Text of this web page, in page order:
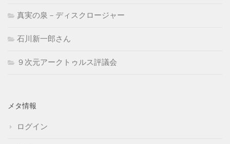
真実の泉－ディスクロージャー
石川新一郎さん
９次元アークトゥルス評議会
メタ情報
ログイン